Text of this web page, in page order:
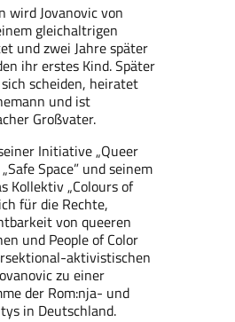
wird Jovanovic von
gleichaltrigen
und zwei Jahre später
ihr erstes Kind. Später
scheiden, heiratet
und ist
Großvater.
Initiative „Queer
Space” und seinem
Kollektiv „Colours of
für die Rechte,
von queeren
und People of Color
aktivistischen
zu einer
der Rom:nja- und
in Deutschland.